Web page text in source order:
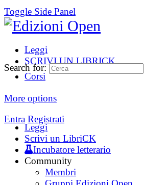
Toggle Side Panel
Leggi
SCRIVI UN LIBRICK
Corsi
More options
Entra Registrati
Search for:
Leggi
Scrivi un LibriCK
Incubatore letterario
Community
Membri